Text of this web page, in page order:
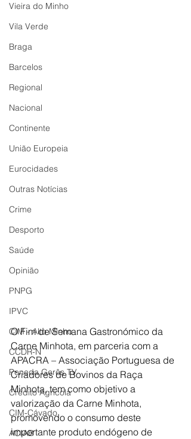
Vieira do Minho
Vila Verde
Braga
Barcelos
Regional
Nacional
Continente
União Europeia
Eurocidades
Outras Notícias
Crime
Desporto
Saúde
Opinião
PNPG
IPVC
CIM - Alto Minho
CCDR-N
Peneda Gerês TV
Crédito Agrícola
CIM-Cávado
ACIAB
O Fim de Semana Gastronómico da
Carne Minhota, em parceria com a
APACRA – Associação Portuguesa de
Criadores de Bovinos da Raça
Minhota, tem como objetivo a
valorização da Carne Minhota,
promovendo o consumo deste
importante produto endógeno de